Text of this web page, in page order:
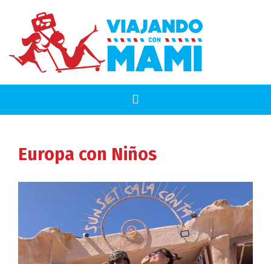
Europa con Niños